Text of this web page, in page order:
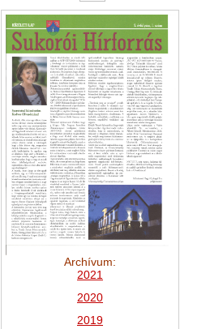
Archívum:
2021
2020
2019